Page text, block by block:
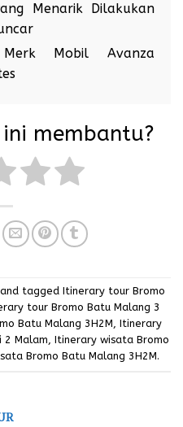
Menarik Dilakukan
Mobil Avanza
membantu?
tagged Itinerary tour Bromo
tour Bromo Batu Malang 3
Batu Malang 3H2M, Itinerary
2 Malam, Itinerary wisata Bromo
Bromo Batu Malang 3H2M.